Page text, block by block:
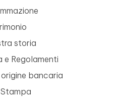
storia
e Regolamenti
bancaria